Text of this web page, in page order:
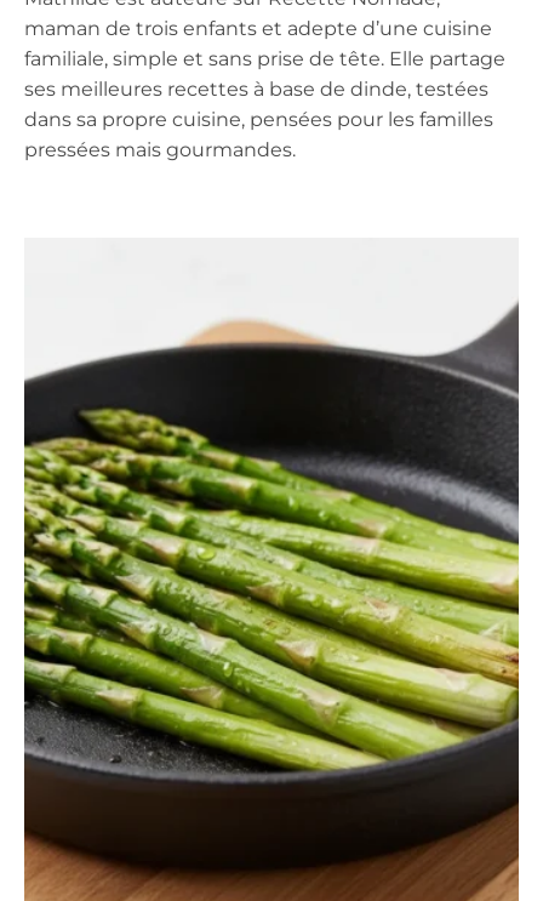
maman de trois enfants et adepte d’une cuisine
familiale, simple et sans prise de tête. Elle partage
ses meilleures recettes à base de dinde, testées
dans sa propre cuisine, pensées pour les familles
pressées mais gourmandes.